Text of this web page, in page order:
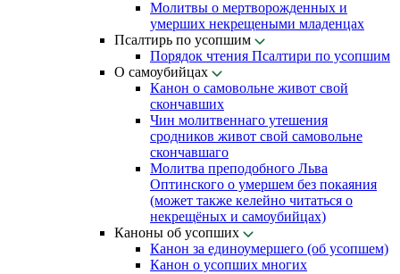
Молитвы о мертворожденных и
умерших некрещеными младенцах
Псалтирь по усопшим
Порядок чтения Псалтири по усопшим
О самоубийцах
Канон о самовольне живот свой
скончавших
Чин молитвеннаго утешения
сродников живот свой самовольне
скончавшаго
Молитва преподобного Льва
Оптинского о умершем без покаяния
(может также келейно читаться о
некрещёных и самоубийцах)
Каноны об усопших
Канон за единоумершего (об усопшем)
Канон о усопших многих